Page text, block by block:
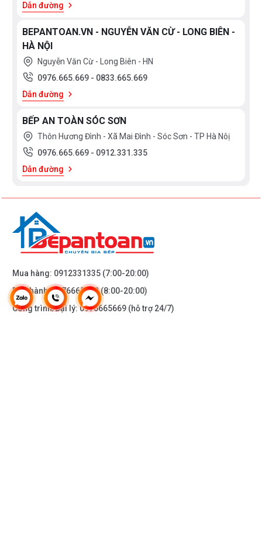
Dẫn đường
BEPANTOAN.VN - NGUYỄN VĂN CỪ - LONG BIÊN -
HÀ NỘI
Nguyễn Văn Cừ - Long Biên - HN
0976.665.669 - 0833.665.669
Dẫn đường
BẾP AN TOÀN SÓC SƠN
Thôn Hương Đình - Xã Mai Đình - Sóc Sơn - TP Hà Nôị
0976.665.669 - 0912.331.335
Dẫn đường
Mua hàng: 0912331335 (7:00-20:00)
Bảo hành:0976665669(8:00-20:00)
Công trình/Đại lý:0976665669 (hỗ trợ 24/7)